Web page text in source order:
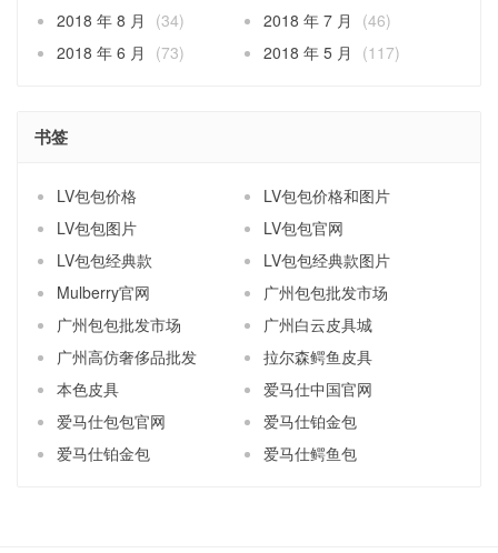
2018 年 8 月
(34) 2018 年 7 月
(46)
2018 年 6 月
(73) 2018 年 5 月 (117)
书签
LV包包价格
LV包包价格和图片
LV包包图片
LV包包官网
LV包包经典款
LV包包经典款图片
Mulberry官网
广州包包批发市场
广州包包批发市场
广州白云皮具城
广州高仿奢侈品批发
拉尔森鳄鱼皮具
本色皮具
爱马仕中国官网
爱马仕包包官网
爱马仕铂金包
爱马仕铂金包
爱马仕鳄鱼包